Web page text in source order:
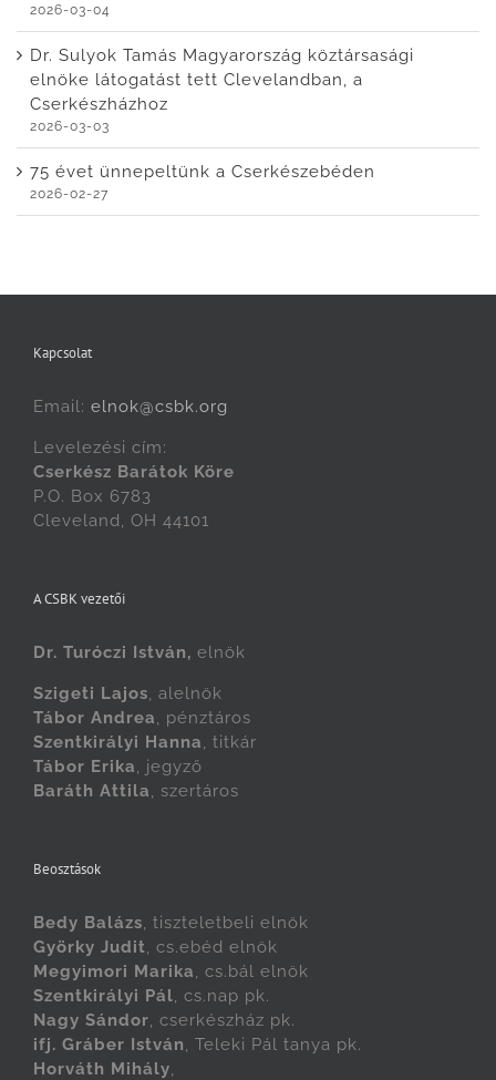
2026-03-04
Dr. Sulyok Tamás Magyarország köztársasági
elnöke látogatást tett Clevelandban, a
Cserkészházhoz
2026-03-03
75 évet ünnepeltünk a Cserkészebéden
2026-02-27
Kapcsolat
Email: elnok@csbk.org
Levelezési cím:
Cserkész Barátok Köre
P.O. Box 6783
Cleveland, OH 44101
A CSBK vezetői
Dr. Turóczi István, elnök
Szigeti Lajos , alelnök
Tábor Andrea
, pénztáros
Szentkirályi Hanna
, titkár
Tábor Erika
, jegyző
Baráth Attila
, szertáros
Beosztások
Bedy Balázs , tiszteletbeli elnök
Györky Judit , cs.ebéd elnök
Megyimori Marika
, cs.bál elnök
Szentkirályi Pál , cs.nap pk.
Nagy Sándor , cserkészház pk.
ifj. Gráber István
, Teleki Pál tanya pk.
Horváth Mihály